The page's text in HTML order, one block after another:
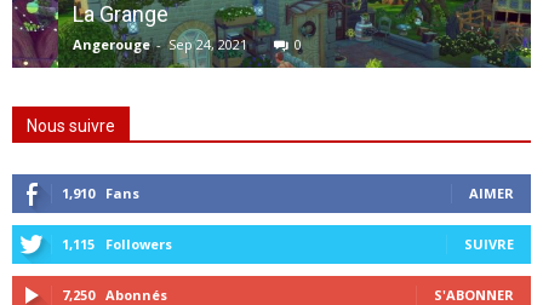
La Grange
Angerouge - Sep 24, 2021 0
Nous suivre
1,910 Fans AIMER
1,115 Followers SUIVRE
7,250 Abonnés S'ABONNER